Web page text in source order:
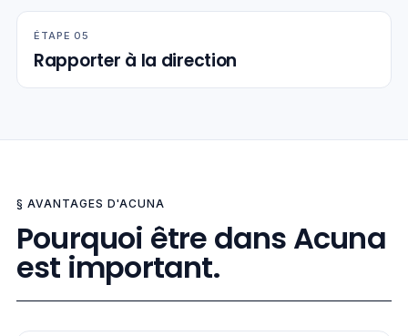
ÉTAPE 05
Rapporter à la direction
§ AVANTAGES D'ACUNA
Pourquoi être dans Acuna
est important.